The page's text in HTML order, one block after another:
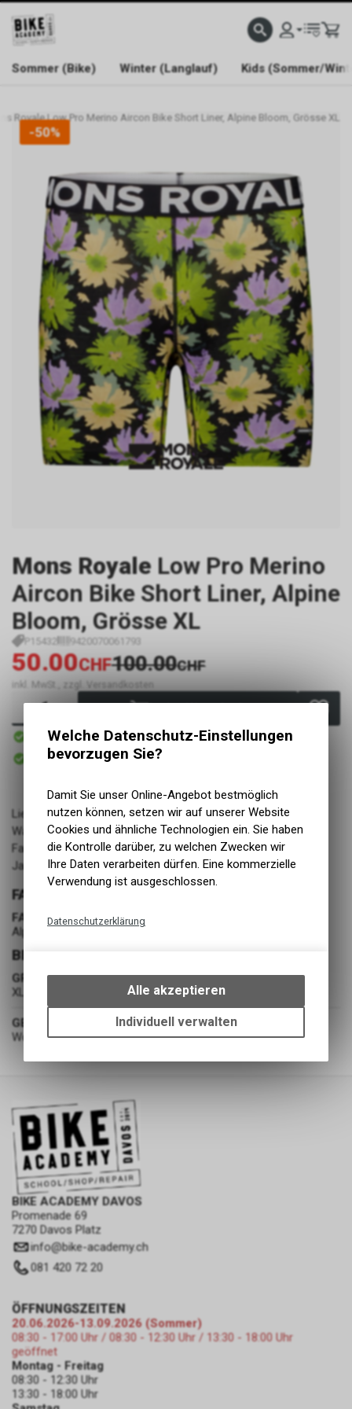
WELCOME TO BIKE ACADEMY
Sommer (Bike) Winter (Langlauf) Kids (Sommer/
Royale Low Pro Merino Aircon Bike Short Liner, Alpine Bloom, Grösse XL
-50%
Mons Royale Low Pro Merino
Aircon Bike Short Liner, Alpine
Bloom, Grösse XL
P15432 9420070061793
50.00CHF100.00CHF
inkl. MwSt., zzgl. Versandkosten
Sofort verfügbar
Versand
Sofort abholbar
Abholung BIKE ACADEMY DAVOS
Lieferant: ARCS Agency
Warengruppe: Bekleidung
Farbe: Alpine Bloom
Jahrgang: FW24/25
FARBE
FARBE
Alpine Bloom
BEKLEIDUNG
GRÖSSE
XL
GESCHLECHT
Womens
BIKE ACADEMY DAVOS
Promenade 69
7270 Davos Platz
info@bike-academy.ch
081 420 72 20
ÖFFNUNGSZEITEN
20.06.2026-13.09.2026 (Sommer)
08:30 - 17:00 Uhr / 08:30 - 12:30 Uhr / 13:30 - 18:00 Uhr
geöffnet
Montag - Freitag
08:30 - 12:30 Uhr
13:30 - 18:00 Uhr
Welche Datenschutz-Einstellungen
bevorzugen Sie?
Damit Sie unser Online-Angebot bestmöglich
nutzen können, setzen wir auf unserer Website
Cookies und ähnliche Technologien ein. Sie haben
die Kontrolle darüber, zu welchen Zwecken wir
Ihre Daten verarbeiten dürfen. Eine kommerzielle
Verwendung ist ausgeschlossen.
Datenschutzerklärung
bestimmte Interaktionen und
Einstellungen auf Ihrem Gerät,
um die grundlegenden
Funktionen unseres Online-
dass die gespeicherten Daten
keinerlei Rückschlüsse auf Ihre
persönlichen Informationen
zulassen.
Alle akzeptieren
Individuell verwalten